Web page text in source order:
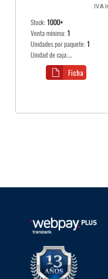
IVA
Stock: 1000+
Venta mínima: 1
Unidades por paquete: 1
Unidad de caja:...
Ficha